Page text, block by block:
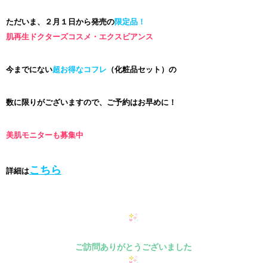
ただいま、２月１日から発売の限定品！
肌再生ドクターズコスメ・エクスビアンス
今までにない超お得なコフレ （化粧品セット）の
数に限りがございますので、ご予約はお早めに！
美肌モニターも募集中
詳細はこちら
ご訪問ありがとうございました